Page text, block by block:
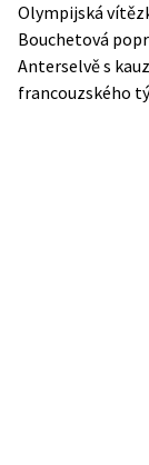
Olympijská
Bouchetová
Anterselvě s
francouzského